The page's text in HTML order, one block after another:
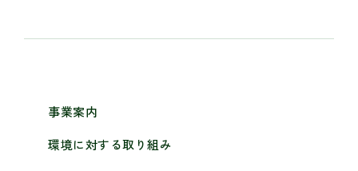
事業案内
環境に対する取り組み